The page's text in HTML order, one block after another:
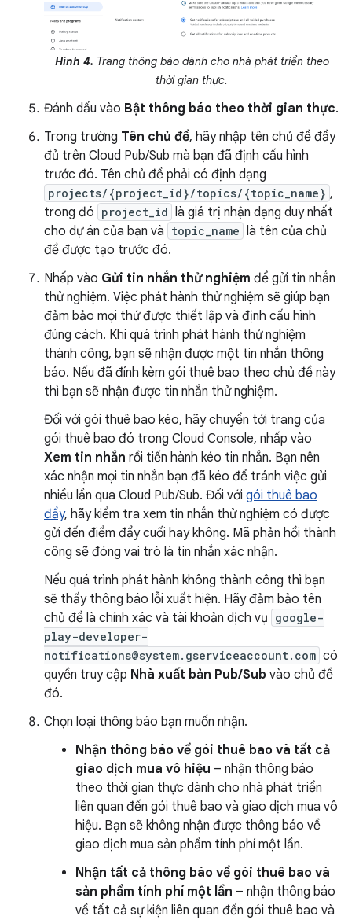
Hình 4. Trang thông báo dành cho nhà phát triển theo
thời gian thực.
Đánh dấu vào Bật thông báo theo thời gian thực.
Trong trường Tên chủ đề, hãy nhập tên chủ đề đầy
đủ trên Cloud Pub/Sub mà bạn đã định cấu hình
trước đó. Tên chủ đề phải có định dạng
projects/{project_id}/topics/{topic_name} ,
trong đó project_id là giá trị nhận dạng duy nhất
cho dự án của bạn và topic_name là tên của chủ
đề được tạo trước đó.
Nhấp vào Gửi tin nhắn thử nghiệm để gửi tin nhắn
thử nghiệm. Việc phát hành thử nghiệm sẽ giúp bạn
đảm bảo mọi thứ được thiết lập và định cấu hình
đúng cách. Khi quá trình phát hành thử nghiệm
thành công, bạn sẽ nhận được một tin nhắn thông
báo. Nếu đã đính kèm gói thuê bao theo chủ đề này
thì bạn sẽ nhận được tin nhắn thử nghiệm.
Đối với gói thuê bao kéo, hãy chuyển tới trang của
gói thuê bao đó trong Cloud Console, nhấp vào
Xem tin nhắn rồi tiến hành kéo tin nhắn. Bạn nên
xác nhận mọi tin nhắn bạn đã kéo để tránh việc gửi
nhiều lần qua Cloud Pub/Sub. Đối với gói thuê bao
đẩy, hãy kiểm tra xem tin nhắn thử nghiệm có được
gửi đến điểm đẩy cuối hay không. Mã phản hồi thành
công sẽ đóng vai trò là tin nhắn xác nhận.
Nếu quá trình phát hành không thành công thì bạn
sẽ thấy thông báo lỗi xuất hiện. Hãy đảm bảo tên
chủ đề là chính xác và tài khoản dịch vụ google-
play-developer-
notifications@system.gserviceaccount.com có
quyền truy cập Nhà xuất bản Pub/Sub vào chủ đề
đó.
Chọn loại thông báo bạn muốn nhận.
Nhận thông báo về gói thuê bao và tất cả
giao dịch mua vô hiệu – nhận thông báo
theo thời gian thực dành cho nhà phát triển
liên quan đến gói thuê bao và giao dịch mua vô
hiệu. Bạn sẽ không nhận được thông báo về
giao dịch mua sản phẩm tính phí một lần.
Nhận tất cả thông báo về gói thuê bao và
sản phẩm tính phí một lần – nhận thông báo
về tất cả sự kiện liên quan đến gói thuê bao và